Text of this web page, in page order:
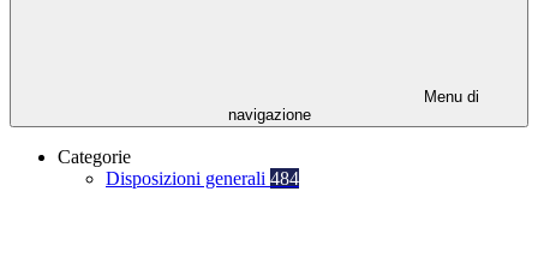
Menu di
navigazione
Categorie
Disposizioni generali 484